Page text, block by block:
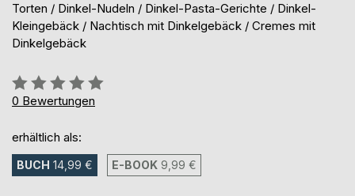
Torten / Dinkel-Nudeln / Dinkel-Pasta-Gerichte / Dinkel-
Kleingebäck / Nachtisch mit Dinkelgebäck / Cremes mit
Dinkelgebäck
Bewertung::
0%
0 Bewertungen
erhältlich als:
BUCH 14,99 € E-BOOK 9,99 €